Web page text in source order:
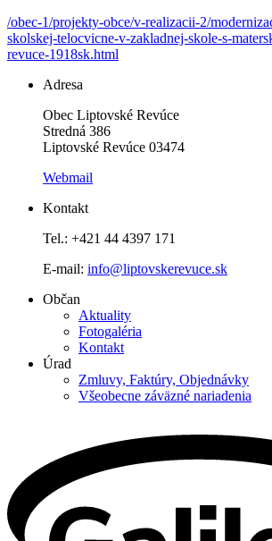
/obec-1/projekty-obce/v-realizacii-2/
skolskej-telocvicne-v-zakladnej-skole-s-
revuce-1918sk.html
Adresa
Obec Liptovské Revúce
Stredná 386
Liptovské Revúce 03474
Webmail
Kontakt
Tel.: +421 44 4397 171
E-mail: info@liptovskerevuce.sk
Občan
Aktuality
Fotogaléria
Kontakt
Úrad
Zmluvy, Faktúry, Objednávky
Všeobecne záväzné nariadenia